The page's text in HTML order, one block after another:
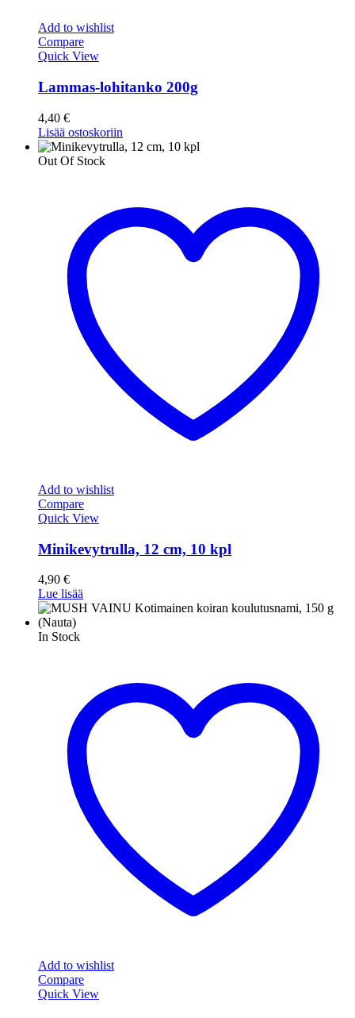
Add to wishlist
Compare
Quick View
Lammas-lohitanko 200g
4,40 €
Lisää ostoskoriin
Out Of Stock
Add to wishlist
Compare
Quick View
Minikevytrulla, 12 cm, 10 kpl
4,90 €
Lue lisää
In Stock
Add to wishlist
Compare
Quick View